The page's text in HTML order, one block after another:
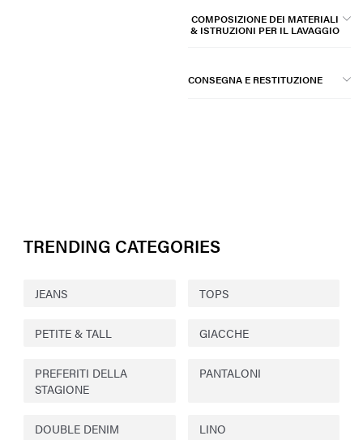
COMPOSIZIONE DEI MATERIALI
& ISTRUZIONI PER IL LAVAGGIO
CONSEGNA E RESTITUZIONE
TRENDING CATEGORIES
JEANS TOPS
PETITE & TALL GIACCHE
PREFERITI DELLA
STAGIONE
PANTALONI
DOUBLE DENIM LINO